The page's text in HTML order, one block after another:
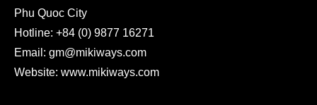
Phu Quoc City
Hotline: +84 (0) 9877 16271
Email: gm@mikiways.com
Website: www.mikiways.com